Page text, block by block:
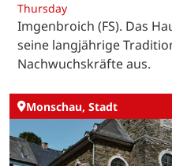
Thursday
Imgenbroich (FS). Das
seine langjährige
Nachwuchskräfte aus.
Monschau, Stadt